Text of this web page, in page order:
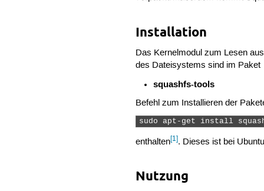
Installation
Das Kernelmodul zum Lesen
des Dateisystems sind im Paket
squashfs-tools
Befehl zum Installieren der
sudo apt-get install
enthalten[1]. Dieses ist bei
Nutzung